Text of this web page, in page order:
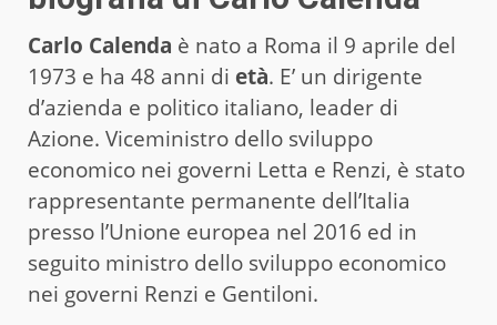
Carlo Calenda è nato a Roma il 9 aprile del
1973 e ha 48 anni di età. E’ un dirigente
d’azienda e politico italiano, leader di
Azione. Viceministro dello sviluppo
economico nei governi Letta e Renzi, è stato
rappresentante permanente dell’Italia
presso l’Unione europea nel 2016 ed in
seguito ministro dello sviluppo economico
nei governi Renzi e Gentiloni.